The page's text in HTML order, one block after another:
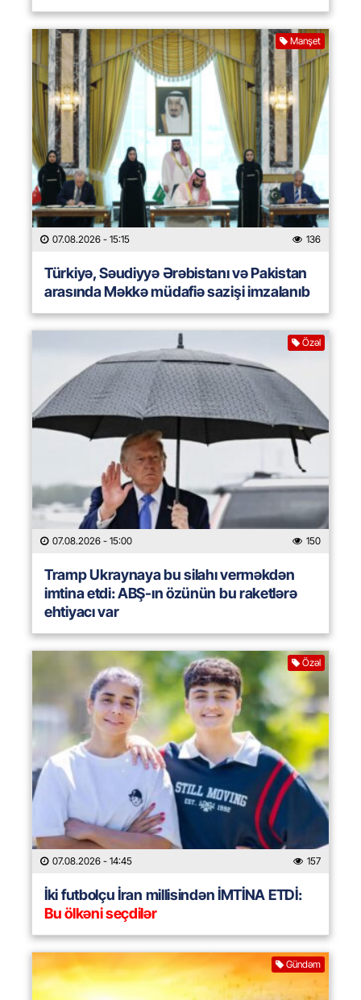
Manşet
07.08.2026 - 15:15 136
Türkiyə, Səudiyyə Ərəbistanı və Pakistan
arasında Məkkə müdafiə sazişi imzalanıb
Özəl
07.08.2026 - 15:00 150
Tramp Ukraynaya bu silahı verməkdən
imtina etdi: ABŞ-ın özünün bu raketlərə
ehtiyacı var
Özəl
07.08.2026 - 14:45 157
İki futbolçu İran millisindən İMTİNA ETDİ:
Bu ölkəni seçdilər
Gündəm